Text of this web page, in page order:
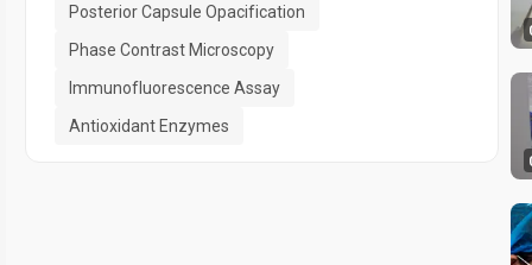
Posterior Capsule Opacification
Phase Contrast Microscopy
Immunofluorescence Assay
Antioxidant Enzymes